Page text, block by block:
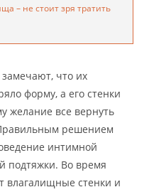
– не стоит зря тратить
что их
форму, а его стенки
желание все вернуть
решением
интимной
подтяжки. Во время
влагалищные стенки и